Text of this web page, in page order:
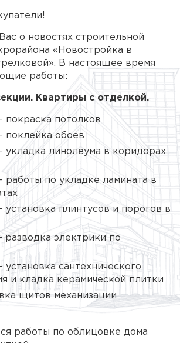
о новостях строительной
«Новостройка в
В настоящее время
работы:
Квартиры с отделкой.
покраска потолков
поклейка обоев
укладка линолеума в коридорах
работы по укладке ламината в
установка плинтусов и порогов в
разводка электрики по
установка сантехнического
и кладка керамической плитки
щитов механизации
работы по облицовке дома